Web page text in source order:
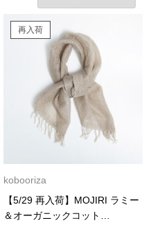
再入荷
kobooriza
【5/29 再入荷】MOJIRI ラミー
＆オーガニックコット…